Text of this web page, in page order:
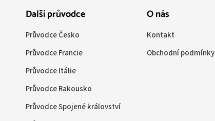
Další průvodce
Průvodce Česko
Průvodce Francie
Průvodce Itálie
Průvodce Rakousko
Průvodce Spojené království
O nás
Kontakt
Obchodní podmínky